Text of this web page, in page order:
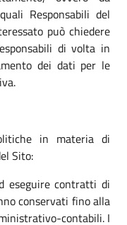
Responsabili del
può chiedere
di volta in
dei dati per le
in materia di
Sito:
eseguire contratti di
conservati fino alla
contabili. I